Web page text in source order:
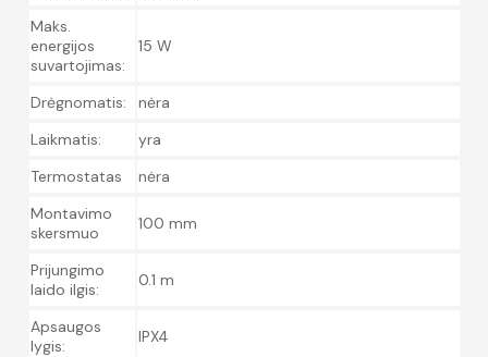
Maks.
energijos
suvartojimas:
15 W
Drėgnomatis:
nėra
Laikmatis:
yra
Termostatas
nėra
Montavimo
skersmuo
100 mm
Prijungimo
laido ilgis:
0.1 m
Apsaugos
lygis:
IPX4